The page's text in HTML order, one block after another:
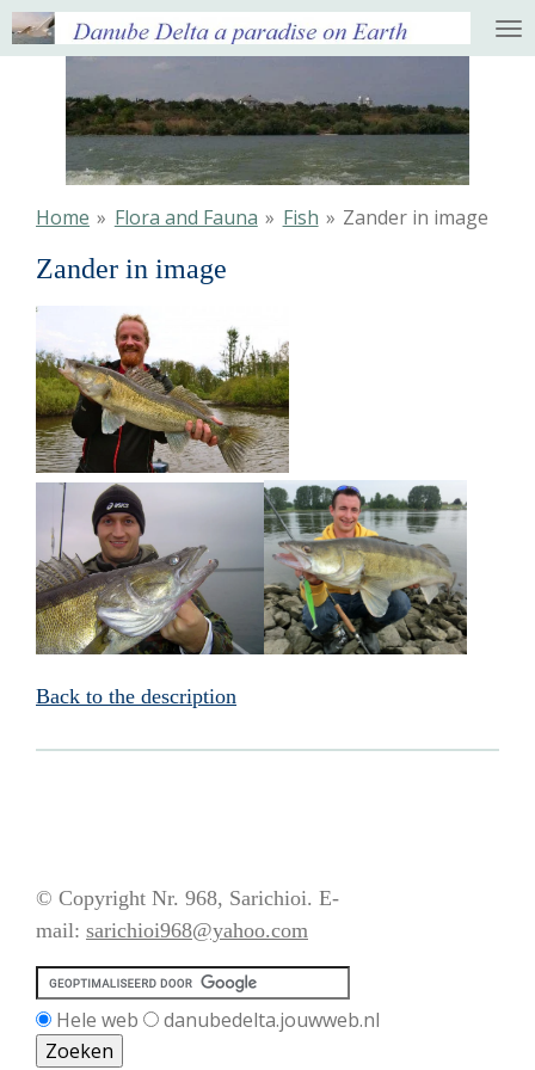
Ga
direct
hoofdinhoud
Home » Flora and Fauna » Fish » Zander in image
Zander in image
Back to the description
© Copyright Nr. 968, Sarichioi. E-
mail: sarichioi968@yahoo.com
Hele web danubedelta.jouwweb.nl